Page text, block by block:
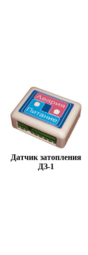
Датчик затопления
ДЗ-1